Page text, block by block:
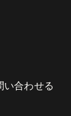
い合わせる